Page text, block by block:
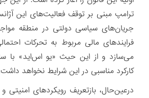
ترامپ مبنی بر توقف فعالیت‌های این
جریان‌های سیاسی دولتی در منطقه
فرایندهای مالی مربوط به تحرکات
می‌سازد و از این حیث «یو اس‌اید» با
کارکرد مناسبی در این شرایط نخواهد
درعین‌حال، بازتعریف رویکردهای امنیتی و